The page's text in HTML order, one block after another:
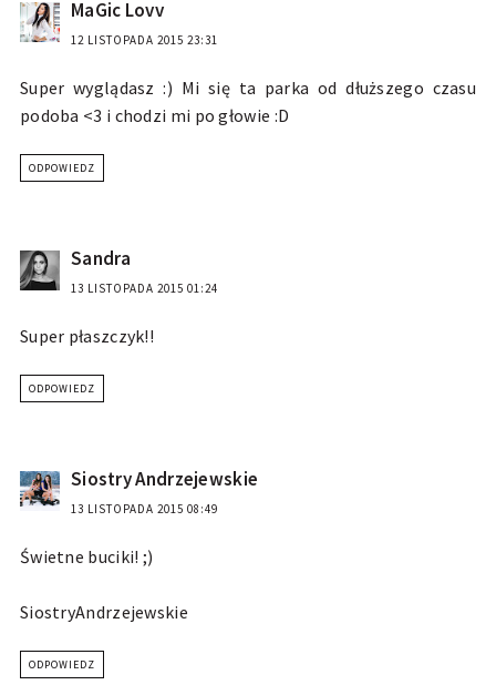
MaGic Lovv
12 LISTOPADA 2015 23:31
Super wyglądasz :) Mi się ta parka od dłuższego czasu
podoba <3 i chodzi mi po głowie :D
ODPOWIEDZ
Sandra
13 LISTOPADA 2015 01:24
Super płaszczyk!!
ODPOWIEDZ
Siostry Andrzejewskie
13 LISTOPADA 2015 08:49
Świetne buciki! ;)
SiostryAndrzejewskie
ODPOWIEDZ